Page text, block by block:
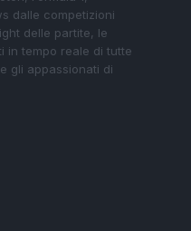
dalle competizioni
delle partite, le
in tempo reale di tutte
gli appassionati di